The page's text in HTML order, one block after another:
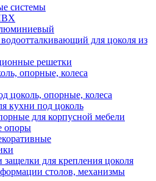
системы
для цоколя из
решетки
опорные, колеса
цоколь, опорные, колеса
кухни под цоколь
для корпусной мебели
опоры
для крепления цоколя
столов, механизмы